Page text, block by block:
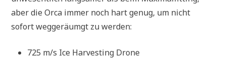
aber die Orca immer noch hart genug, um nicht
sofort weggeräumgt zu werden:
725 m/s Ice Harvesting Drone